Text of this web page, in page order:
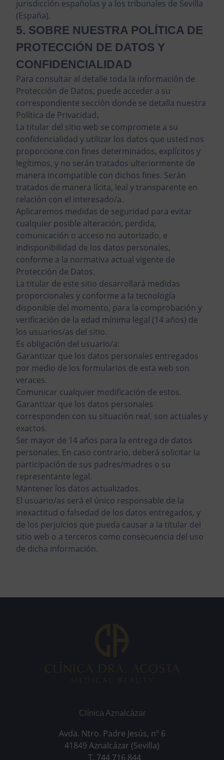
jurisdicción españolas y a los tribunales de Sevilla
(España).
5. SOBRE NUESTRA POLÍTICA DE
PROTECCIÓN DE DATOS Y
CONFIDENCIALIDAD
Para consultar al detalle toda la información de
Protección de Datos, puede acceder a su
correspondiente sección donde se detalla nuestra
Política de Privacidad.
La titular del sitio web se compromete a su
confidencialidad y utilizar los datos que usted nos
proporcione con fines determinados, explícitos y
legítimos, y no serán tratados ulteriormente de
manera incompatible con dichos fines. Serán
tratados de manera lícita, leal y transparente en
relación con el interesado/a.
Aplicaremos medidas de seguridad para evitar
cualquier posible alteración, perdida,
comunicación o acceso no autorizado, e
indisponibilidad de los datos personales,
conforme a la normativa actual vigente de
Protección de Datos.
La titular de este sitio desarrollará medidas
proporcionales y conforme a la tecnología
disponible del momento, para la comprobación y
verificación de la edad mínima legal (14 años) de
los usuarios/as del sitio.
Es obligación del usuario/a:
Garantizar que los datos personales entregados
por medio de los formularios de esta web son
veraces.
Comunicar cualquier modificación de estos.
Garantizar que los datos personales
corresponden con su situación real, son actuales y
exactos.
Ser mayor de 14 años para la entrega de datos
personales. En caso contrario, deberá solicitar la
participación de sus padres/madres o su
representante legal.
Mantener los datos actualizados.
El usuario/as será el único responsable de la
inexactitud o falsedad de los datos entregados, y
de los perjuicios que pueda causar a la titular del
sitio web o a terceros como consecuencia del uso
de dicha información.
Clínica Aznalcázar
Avda. Ntro. Padre Jesús, nº 6
41849 Aznalcázar (Sevilla)
T. 744 716 844